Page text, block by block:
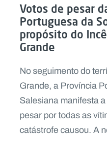
Votos de pesar
Portuguesa da
propósito do
Grande
No seguimento do
Grande, a Província
Salesiana manifesta
pesar por todas as
catástrofe causou. A